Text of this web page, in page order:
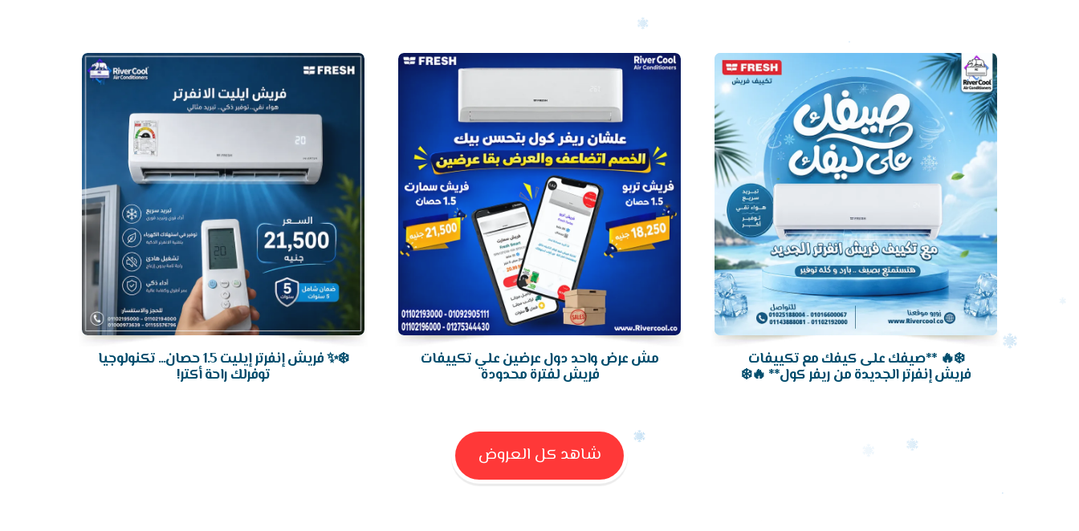
❄️✨ فريش إنفرتر إيليت 1.5 حصان... تكنولوجيا
توفرلك راحة أكتر!
مش عرض واحد دول عرضين علي تكييفات
فريش لفترة محدودة
تكييف
❄️🔥 **صيفك على كيفك مع تكييفات
فريش إنفرتر الجديدة من ريفر كول** 🔥❄️
شاهد كل العروض